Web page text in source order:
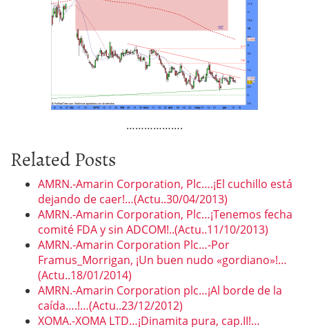
……………….
Related Posts
AMRN.-Amarin Corporation, Plc….¡El cuchillo está
dejando de caer!…(Actu..30/04/2013)
AMRN.-Amarin Corporation, Plc…¡Tenemos fecha
comité FDA y sin ADCOM!..(Actu..11/10/2013)
AMRN.-Amarin Corporation Plc…-Por
Framus_Morrigan, ¡Un buen nudo «gordiano»!…
(Actu..18/01/2014)
AMRN.-Amarin Corporation plc…¡Al borde de la
caída….!…(Actu..23/12/2012)
XOMA.-XOMA LTD…¡Dinamita pura, cap.II!…